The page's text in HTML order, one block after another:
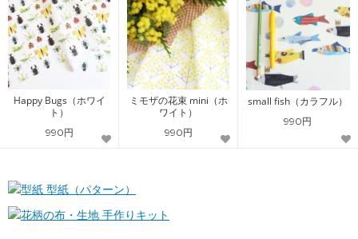
Happy Bugs（ホワイ
ト）
990円
ミモザの花束 mini（ホ
ワイト）
990円
small fish（カラフル）
990円
型紙（パターン）
手作りキット